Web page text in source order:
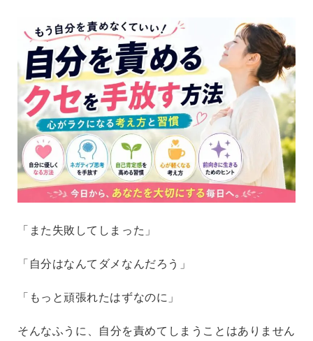
「また失敗してしまった」
「自分はなんてダメなんだろう」
「もっと頑張れたはずなのに」
そんなふうに、自分を責めてしまうことはありません